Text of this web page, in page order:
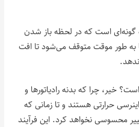
گونه‌ای است که در لحظه باز شدن
به طور موقت متوقف می‌شود تا افت
خیر، چرا که بدنه رادیاتورها و
حرارتی هستند و تا زمانی که
محسوسی نخواهد کرد. این فرآیند